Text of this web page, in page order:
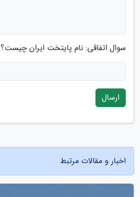
سوال اتفاقی: نام پایتخت ایران چیست؟
ارسال
اخبار و مقالات مرتبط